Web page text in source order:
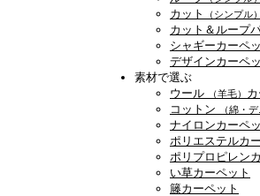
カット
（シンプル）
カット＆ループ
シャギーカーペ
デザインカーペ
素材で選ぶ
ウール
（羊毛）
コットン
（綿・デ
ナイロンカーペ
ポリエステルカ
ポリプロピレン
い草カーペット
籐カーペット